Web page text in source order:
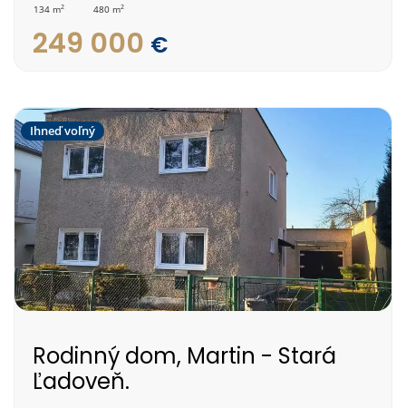
134 m2 480 m2
249 000 €
Ihneď voľný
Rodinný dom, Martin - Stará
Ľadoveň.